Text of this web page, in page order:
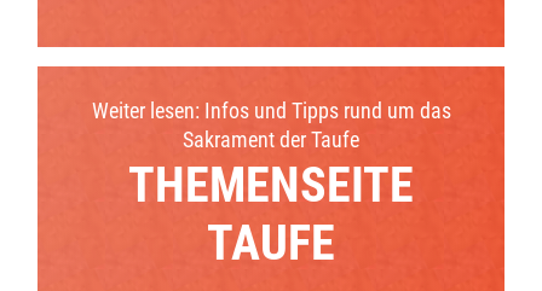
Weiter lesen: Infos und Tipps rund um das
Sakrament der Taufe
THEMENSEITE
TAUFE